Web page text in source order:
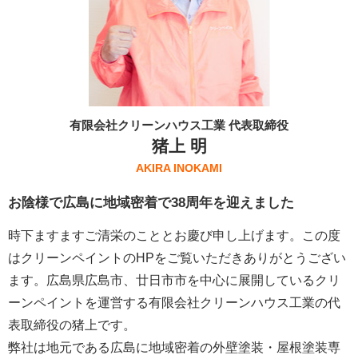
有限会社クリーンハウス工業 代表取締役
猪上 明
AKIRA INOKAMI
お陰様で広島に地域密着で38周年を迎えました
時下ますますご清栄のこととお慶び申し上げます。この度
はクリーンペイントのHPをご覧いただきありがとうござい
ます。広島県広島市、廿日市市を中心に展開しているクリ
ーンペイントを運営する有限会社クリーンハウス工業の代
表取締役の猪上です。
弊社は地元である広島に地域密着の外壁塗装・屋根塗装専